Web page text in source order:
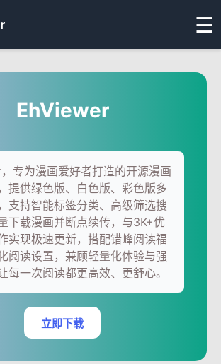
☰
EhViewer
专为漫画爱好者打造的开源漫画
提供绿色版、白色版、彩色版多
支持智能标签分类、高级筛选搜
下载漫画并断点续传，与3K+优
实现极速更新，搭配错峰阅读福
阅读设置，兼顾轻量化体验与强
每一次阅读都更高效、更舒心。
立即下载